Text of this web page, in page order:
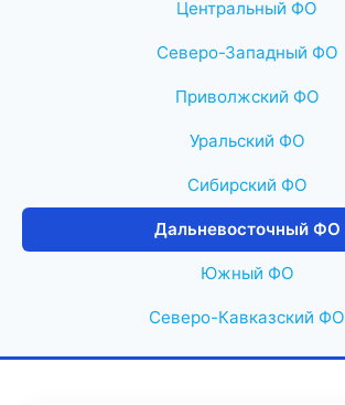
Центральный ФО
Северо-Западный ФО
Приволжский ФО
Уральский ФО
Сибирский ФО
Дальневосточный ФО
Южный ФО
Северо-Кавказский ФО